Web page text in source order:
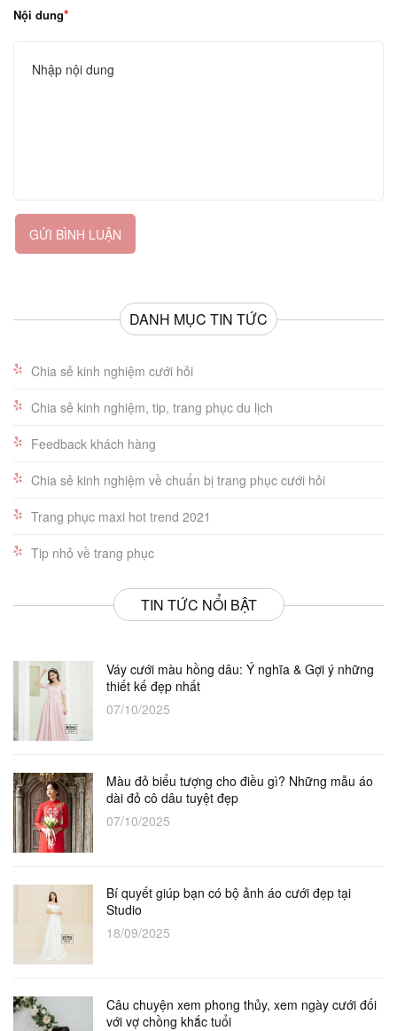
Nội dung
GỬI BÌNH LUẬN
DANH MỤC TIN TỨC
Chia sẻ kinh nghiệm cưới hỏi
Chia sẻ kinh nghiệm, tip, trang phục du lịch
Feedback khách hàng
Chia sẻ kinh nghiệm về chuẩn bị trang phục cưới hỏi
Trang phục maxi hot trend 2021
Tip nhỏ về trang phục
TIN TỨC NỔI BẬT
Váy cưới màu hồng dâu: Ý nghĩa & Gợi ý những
thiết kế đẹp nhất
07/10/2025
Màu đỏ biểu tượng cho điều gì? Những mẫu áo
dài đỏ cô dâu tuyệt đẹp
07/10/2025
Bí quyết giúp bạn có bộ ảnh áo cưới đẹp tại
Studio
18/09/2025
Câu chuyện xem phong thủy, xem ngày cưới đối
với vợ chồng khắc tuổi